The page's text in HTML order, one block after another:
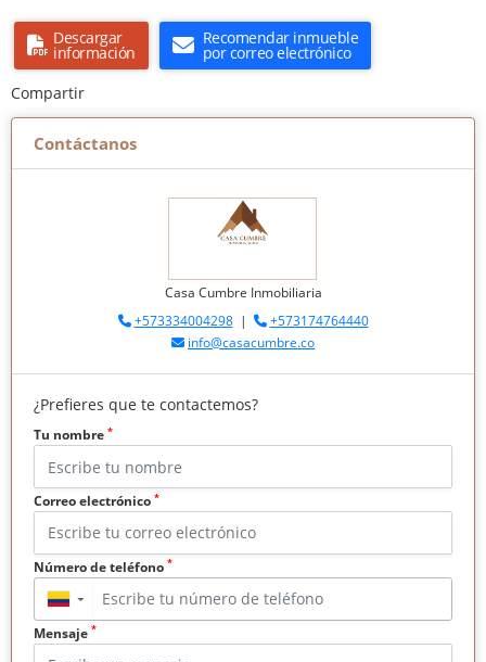
Descargar
información
Recomendar inmueble
por correo electrónico
Compartir
Contáctanos
Casa Cumbre Inmobiliaria
+573334004298|
+573174764440
info@casacumbre.co
¿Prefieres que te contactemos?
Tu nombre *
Correo electrónico *
Número de teléfono *
▼
Mensaje *